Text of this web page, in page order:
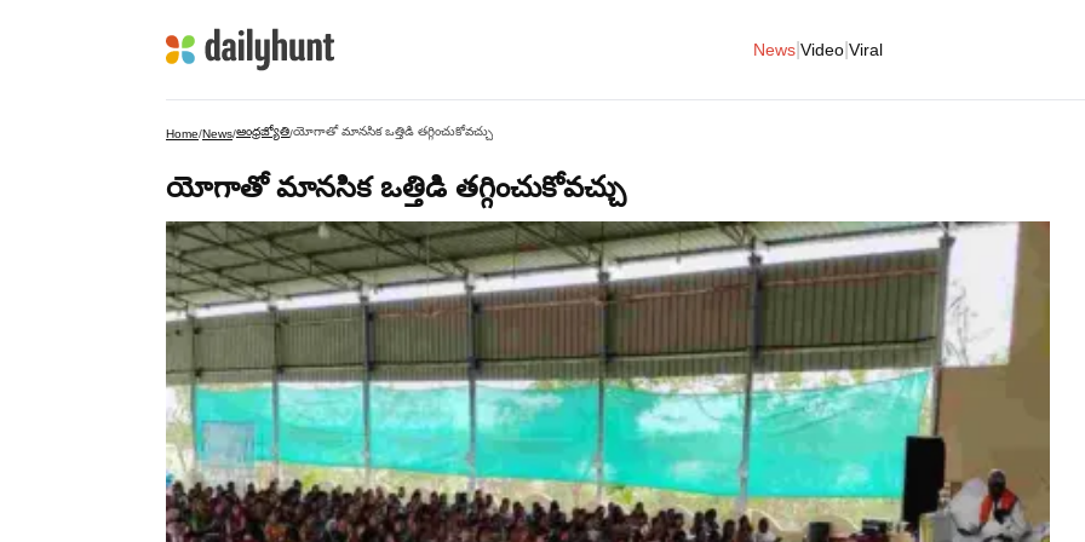
News Video Viral
Home/News/ఆంధ్రజ్యోతి/యోగాతో మానసిక ఒత్తిడి తగ్గించుకోవచ్చు
యోగాతో మానసిక ఒత్తిడి తగ్గించుకోవచ్చు